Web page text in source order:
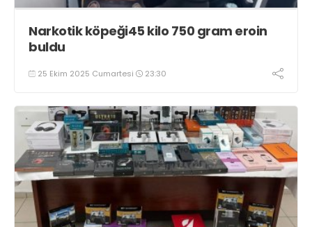
Narkotik köpeği45 kilo 750 gram eroin
buldu
25 Ekim 2025 Cumartesi 23:30